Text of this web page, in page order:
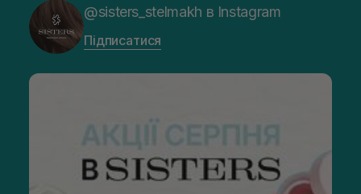
@sisters_stelmakh в Instagram
Підписатися